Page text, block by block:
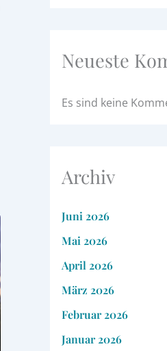
Neueste
Es sind keine
Archiv
Juni 2026
Mai 2026
April 2026
März 2026
Februar 2026
Januar 2026